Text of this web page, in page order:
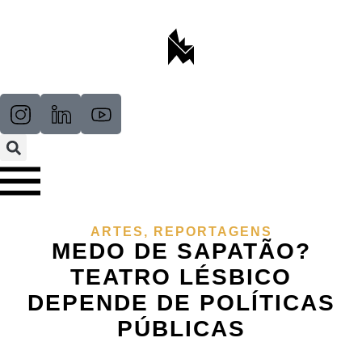
ARTES , REPORTAGENS
MEDO DE SAPATÃO?
TEATRO LÉSBICO
DEPENDE DE POLÍTICAS
PÚBLICAS